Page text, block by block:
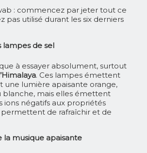
: commencez par jeter tout ce
pas utilisé durant les six derniers
lampes de sel
à essayer absolument, surtout
. Ces lampes émettent
une lumière apaisante orange,
blanche, mais elles émettent
ions négatifs aux propriétés
permettent de rafraîchir et de
la musique apaisante